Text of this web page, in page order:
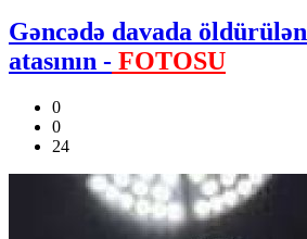
Gəncədə davada
atasının - FOTOSU
0
0
24